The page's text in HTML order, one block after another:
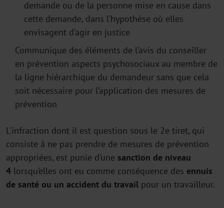
demande ou de la personne mise en cause dans
cette demande, dans l’hypothèse où elles
envisagent d’agir en justice
Communique des éléments de l’avis du conseiller
en prévention aspects psychosociaux au membre de
la ligne hiérarchique du demandeur sans que cela
soit nécessaire pour l’application des mesures de
prévention
L'infraction dont il est question sous le 2e tiret, qui
consiste à ne pas prendre de mesures de prévention
appropriées, est punie d’une sanction de niveau
4 lorsqu’elles ont eu comme conséquence des ennuis
de santé ou un accident du travail pour un travailleur.